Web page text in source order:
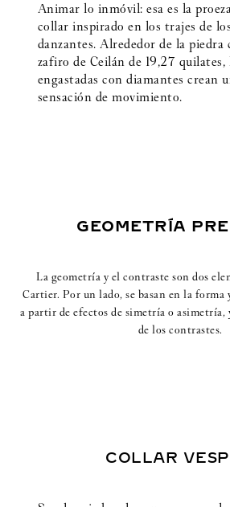
Animar lo inmóvil: esa es la
collar inspirado en los trajes de
danzantes. Alrededor de la piedra
zafiro de Ceilán de 19,27 quilates,
engastadas con diamantes crean
sensación de movimiento.
GEOMETRÍA
La geometría y el contraste son dos
Cartier. Por un lado, se basan en la
a partir de efectos de simetría o asimetría,
de los contrastes.
COLLAR